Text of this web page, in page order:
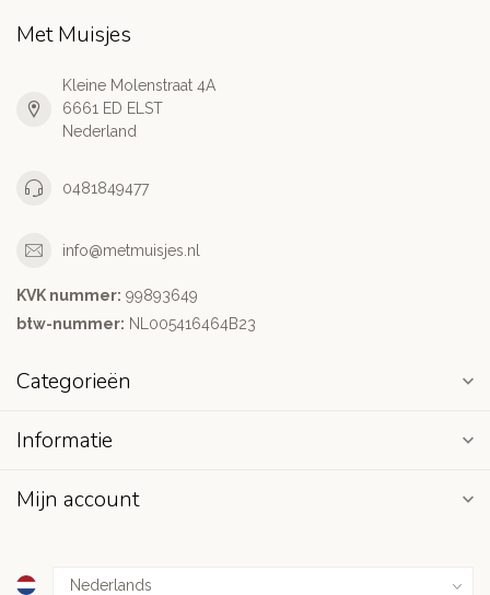
Met Muisjes
Kleine Molenstraat 4A
6661 ED ELST
Nederland
0481849477
info@metmuisjes.nl
KVK nummer: 99893649
btw-nummer: NL005416464B23
Categorieën
Informatie
Mijn account